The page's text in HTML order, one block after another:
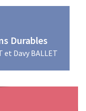
Durables
Davy BALLET